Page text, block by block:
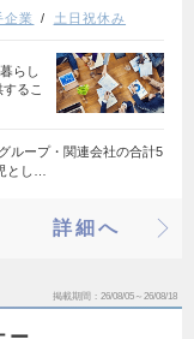
企業 土日祝休み
らし
るこ
ループ・関連会社の合計5
とし…
詳細へ
掲載期間 26/08/05～26/08/18